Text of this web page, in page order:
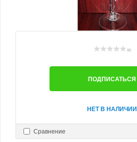
(0)
ПОДПИСАТЬСЯ
НЕТ В НАЛИЧИИ
Сравнение